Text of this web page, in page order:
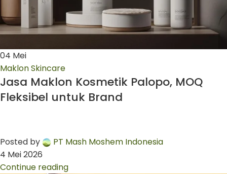
04 Mei
Maklon Skincare
Jasa Maklon Kosmetik Palopo, MOQ
Fleksibel untuk Brand
Posted by
PT Mash Moshem Indonesia
4 Mei 2026
Continue reading